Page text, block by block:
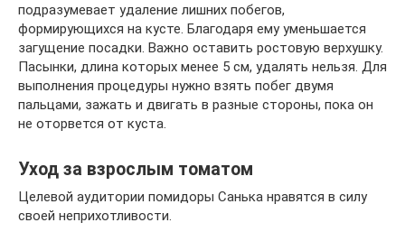
подразумевает удаление лишних побегов,
формирующихся на кусте. Благодаря ему уменьшается
загущение посадки. Важно оставить ростовую верхушку.
Пасынки, длина которых менее 5 см, удалять нельзя. Для
выполнения процедуры нужно взять побег двумя
пальцами, зажать и двигать в разные стороны, пока он
не оторвется от куста.
Уход за взрослым томатом
Целевой аудитории помидоры Санька нравятся в силу
своей неприхотливости.